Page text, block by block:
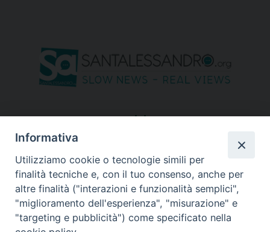
seguici su
Informativa
Utilizziamo cookie o tecnologie simili per
finalità tecniche e, con il tuo consenso, anche per
altre finalità ("interazioni e funzionalità semplici",
"miglioramento dell'esperienza", "misurazione" e
"targeting e pubblicità") come specificato nella